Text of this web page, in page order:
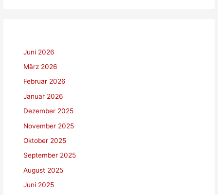
Juni 2026
März 2026
Februar 2026
Januar 2026
Dezember 2025
November 2025
Oktober 2025
September 2025
August 2025
Juni 2025